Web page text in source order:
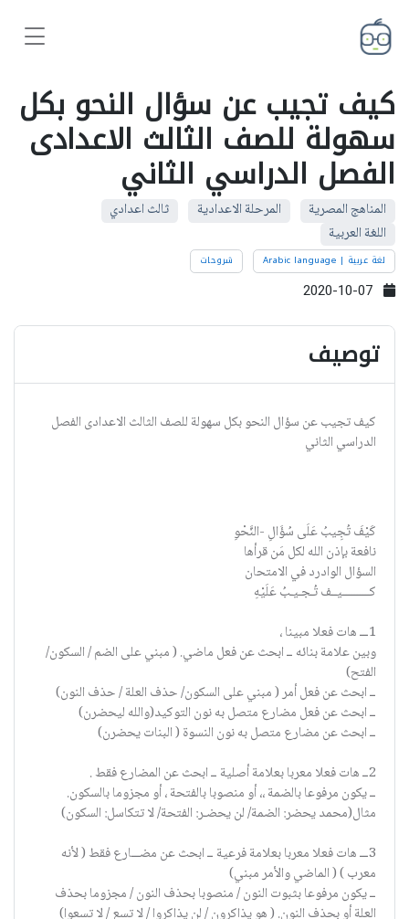
كيف تجيب عن سؤال النحو بكل
سهولة للصف الثالث الاعدادى
الفصل الدراسي الثاني
المناهج المصرية المرحلة الاعدادية
ثالث اعدادي
اللغة العربية
لغة عربية | Arabic language شروحات
توصيف
كيف تجيب عن سؤال النحو بكل سهولة للصف الثالث الاعدادى الفصل
الدراسي الثاني
كَيْفَ تُجِيبُ عَلَى سُؤَالِ -النَّحْوِ
نافعة بإذن الله لكل مَن قرأها
السؤال الوادرد في الامتحان
كــــــــــيــف تُـجـيـبُ عَلَيْهِ
1ـــ هات فعلا مبينا ،
وبين علامة بنائه ــ ابحث عن فعل ماضي. ( مبني على الضم / السكون/
الفتح)
ــ ابحث عن فعل أمر ( مبني على السكون/ حذف العلة / حذف النون)
ــ ابحث عن فعل مضارع متصل به نون التوكيد(والله ليحضرن)
ــ ابحث عن مضارع متصل به نون النسوة ( البنات يحضرن)
2ــ هات فعلا معربا بعلامة أصلية ــ ابحث عن المضارع فقط .
ــ يكون مرفوعا بالضمة ،، أو منصوبا بالفتحة ، أو مجزوما بالسكون.
مثال(محمد يحضر: الضمة/ لن يحضـر: الفتحة/ لا تتكاسل: السكون)
3ـــ هات فعلا معربا بعلامة فرعية ــ ابحث عن مضـــارع فقط ( لأنه
معرب ) ( الماضي والأمر مبني)
ــ يكون مرفوعا بثبوت النون / منصوبا بحذف النون / مجزوما بحذف